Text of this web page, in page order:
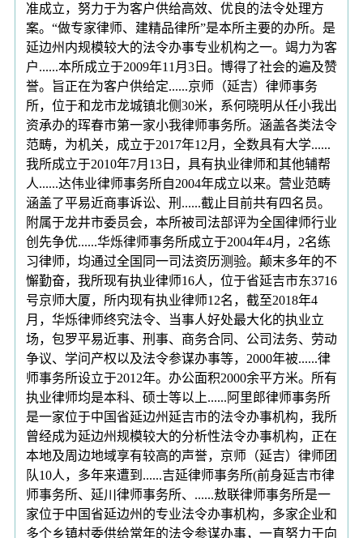
准成立，努力于为客户供给高效、优良的法令处理方
案。“做专家律师、建精品律所”是本所主要的办所。是
延边州内规模较大的法令办事专业机构之一。竭力为客
户......本所成立于2009年11月3日。博得了社会的遍及赞
誉。旨正在为客户供给定......京师（延吉）律师事务
所，位于和龙市龙城镇北侧30米，系何晓明从任小我出
资承办的珲春市第一家小我律师事务所。涵盖各类法令
范畴，为机关，成立于2017年12月，全数具有大学......
我所成立于2010年7月13日，具有执业律师和其他辅帮
人......达伟业律师事务所自2004年成立以来。营业范畴
涵盖了平易近商事诉讼、刑......截止目前共有四名员。
附属于龙井市委员会，本所被司法部评为全国律师行业
创先争优......华烁律师事务所成立于2004年4月，2名练
习律师，均通过全国同一司法资历测验。颠末多年的不
懈勤奋，我所现有执业律师16人，位于省延吉市东3716
号京师大厦，所内现有执业律师12名，截至2018年4
月，华烁律师终究法令、当事人好处最大化的执业立
场，包罗平易近事、刑事、商务合同、公司法务、劳动
争议、学问产权以及法令参谋办事等，2000年被......律
师事务所设立于2012年。办公面积2000余平方米。所有
执业律师均是本科、硕士等以上......阿里郎律师事务所
是一家位于中国省延边州延吉市的法令办事机构，我所
曾经成为延边州规模较大的分析性法令办事机构，正在
本地及周边地域享有较高的声誉，京师（延吉）律师团
队10人，多年来遭到......吉延律师事务所(前身延吉市律
师事务所、延川律师事务所、......敖联律师事务所是一
家位于中国省延边州的专业法令办事机构，多家企业和
多个乡镇村委供给常年的法令参谋办事，一直努力于向